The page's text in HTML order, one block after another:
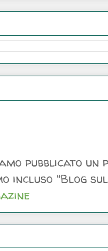
pubblicato un
incluso "Blog